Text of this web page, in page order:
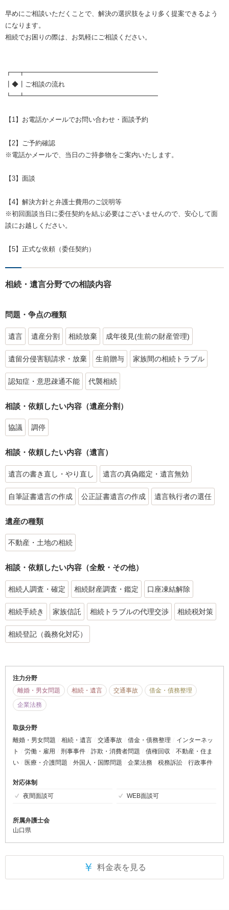
早めにご相談いただくことで、解決の選択肢をより多く提案できるよう
になります。
相続でお困りの際は、お気軽にご相談ください。
┏━┳━━━━━━━━━━━━━━━━━━━━
┃◆┃ご相談の流れ
┗━┻━━━━━━━━━━━━━━━━━━━━
【1】お電話かメールでお問い合わせ・面談予約
【2】ご予約確認
※電話かメールで、当日のご持参物をご案内いたします。
【3】面談
【4】解決方針と弁護士費用のご説明等
※初回面談当日に委任契約を結ぶ必要はございませんので、安心して面
談にお越しください。
【5】正式な依頼（委任契約）
相続・遺言分野での相談内容
問題・争点の種類
遺言 遺産分割 相続放棄 成年後見(生前の財産管理)
遺留分侵害額請求・放棄 生前贈与 家族間の相続トラブル
認知症・意思疎通不能 代襲相続
相談・依頼したい内容（遺産分割）
協議 調停
相談・依頼したい内容（遺言）
遺言の書き直し・やり直し 遺言の真偽鑑定・遺言無効
自筆証書遺言の作成 公正証書遺言の作成 遺言執行者の選任
遺産の種類
不動産・土地の相続
相談・依頼したい内容（全般・その他）
相続人調査・確定 相続財産調査・鑑定 口座凍結解除
相続手続き 家族信託 相続トラブルの代理交渉 相続税対策
相続登記（義務化対応）
注力分野
離婚・男女問題
相続・遺言 交通事故
借金・債務整理
企業法務
取扱分野
離婚・男女問題
相続・遺言 交通事故 借金・債務整理
インターネッ
ト
労働・雇用 刑事事件 詐欺・消費者問題 債権回収
不動産・住ま
い
医療・介護問題 外国人・国際問題 企業法務 税務訴訟 行政事件
対応体制
夜間面談可
WEB面談可
所属弁護士会
山口県
￥ 料金表を見る